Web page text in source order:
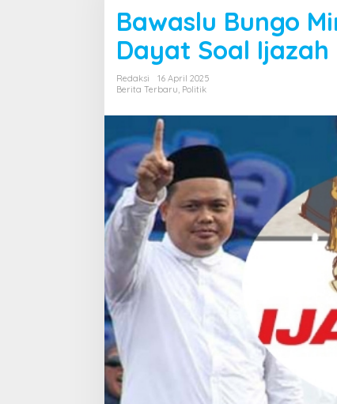
Minta
Keterangan
Cawabup
Dayat
Bawaslu Bungo
Dayat Soal Ijazah
Redaksi
16 April 2025
Berita Terbaru, Politik